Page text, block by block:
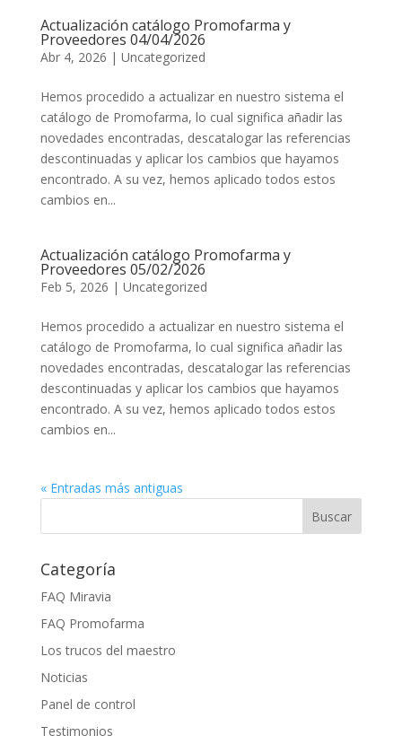
Actualización catálogo Promofarma y
Proveedores 04/04/2026
Abr 4, 2026 | Uncategorized
Hemos procedido a actualizar en nuestro sistema el
catálogo de Promofarma, lo cual significa añadir las
novedades encontradas, descatalogar las referencias
descontinuadas y aplicar los cambios que hayamos
encontrado. A su vez, hemos aplicado todos estos
cambios en...
Actualización catálogo Promofarma y
Proveedores 05/02/2026
Feb 5, 2026 | Uncategorized
Hemos procedido a actualizar en nuestro sistema el
catálogo de Promofarma, lo cual significa añadir las
novedades encontradas, descatalogar las referencias
descontinuadas y aplicar los cambios que hayamos
encontrado. A su vez, hemos aplicado todos estos
cambios en...
« Entradas más antiguas
Categoría
FAQ Miravia
FAQ Promofarma
Los trucos del maestro
Noticias
Panel de control
Testimonios